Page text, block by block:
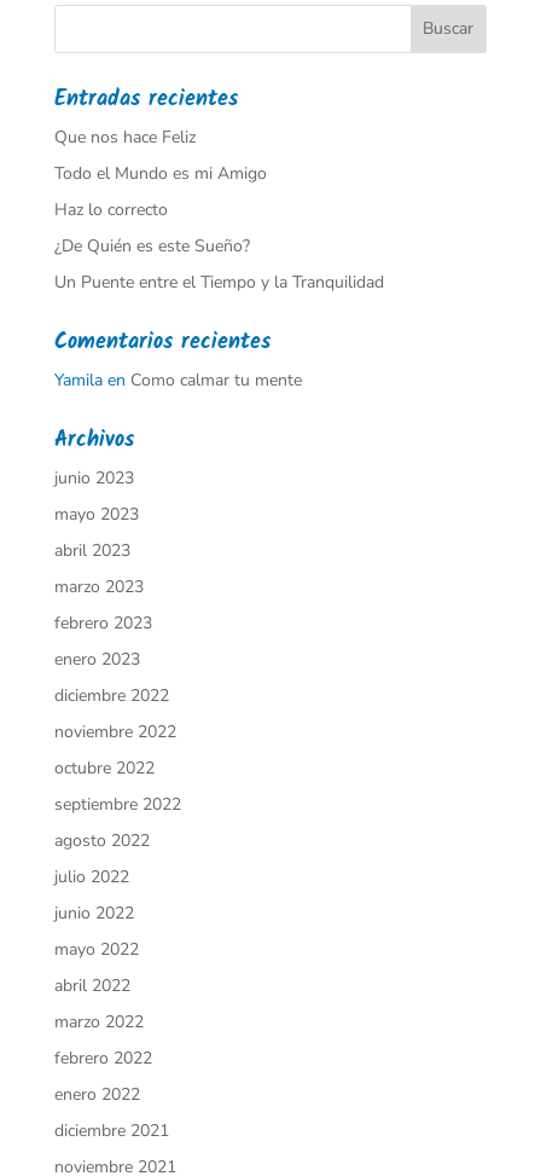
Entradas recientes
Que nos hace Feliz
Todo el Mundo es mi Amigo
Haz lo correcto
¿De Quién es este Sueño?
Un Puente entre el Tiempo y la Tranquilidad
Comentarios recientes
Yamilaen Como calmar tu mente
Archivos
junio 2023
mayo 2023
abril 2023
marzo 2023
febrero 2023
enero 2023
diciembre 2022
noviembre 2022
octubre 2022
septiembre 2022
agosto 2022
julio 2022
junio 2022
mayo 2022
abril 2022
marzo 2022
febrero 2022
enero 2022
diciembre 2021
noviembre 2021